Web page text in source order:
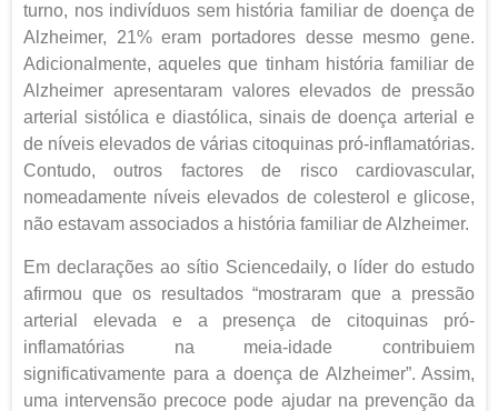
turno, nos indivíduos sem história familiar de doença de
Alzheimer, 21% eram portadores desse mesmo gene.
Adicionalmente, aqueles que tinham história familiar de
Alzheimer apresentaram valores elevados de pressão
arterial sistólica e diastólica, sinais de doença arterial e
de níveis elevados de várias citoquinas pró-inflamatórias.
Contudo, outros factores de risco cardiovascular,
nomeadamente níveis elevados de colesterol e glicose,
não estavam associados a história familiar de Alzheimer.
Em declarações ao sítio Sciencedaily, o líder do estudo
afirmou que os resultados “mostraram que a pressão
arterial elevada e a presença de citoquinas pró-
inflamatórias na meia-idade contribuiem
significativamente para a doença de Alzheimer”. Assim,
uma intervensão precoce pode ajudar na prevenção da